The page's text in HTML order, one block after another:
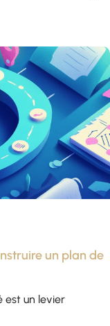
un plan de
est un levier